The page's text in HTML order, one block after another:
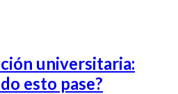
universitaria:
esto pase?